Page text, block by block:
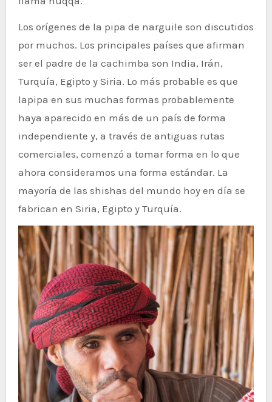
Los orígenes de la pipa de narguile son discutidos
por muchos. Los principales países que afirman
ser el padre de la cachimba son India, Irán,
Turquía, Egipto y Siria. Lo más probable es que
lapipa en sus muchas formas probablemente
haya aparecido en más de un país de forma
independiente y, a través de antiguas rutas
comerciales, comenzó a tomar forma en lo que
ahora consideramos una forma estándar. La
mayoría de las shishas del mundo hoy en día se
fabrican en Siria, Egipto y Turquía.